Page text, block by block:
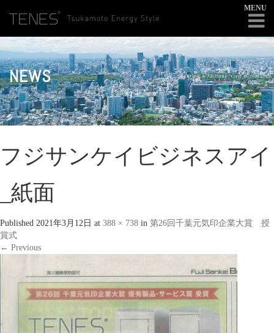
MENU
NEWS
フジサンケイビジネスアイ
_紙面
Published 2021年3月12日 at 388 × 738 in 第26回千葉元気印企業大賞 授
賞式
← Previous